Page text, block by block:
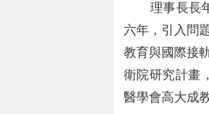
理事長長年
六年，引入問
教育與國際接
衛院研究計畫
醫學會高大成